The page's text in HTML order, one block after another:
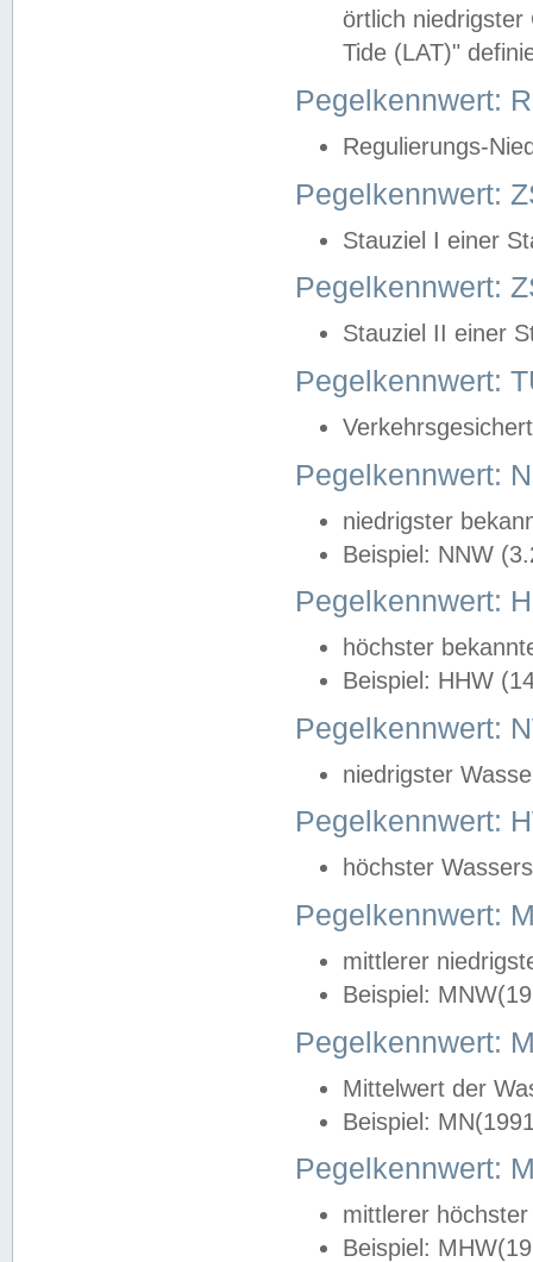
örtlich
Tide (LAT)"
Pegelkennwert:
Regulierungs-
Pegelkennwert:
Stauziel I einer
Pegelkennwert:
Stauziel II einer
Pegelkennwert:
Pegelkennwert:
niedrigster
Beispiel: NNW
Pegelkennwert:
höchster
Beispiel: HHW
Pegelkennwert:
niedrigster
Pegelkennwert:
höchster
Pegelkennwert:
mittlerer
Beispiel:
Pegelkennwert:
Mittelwert der
Beispiel:
Pegelkennwert:
mittlerer
Beispiel: